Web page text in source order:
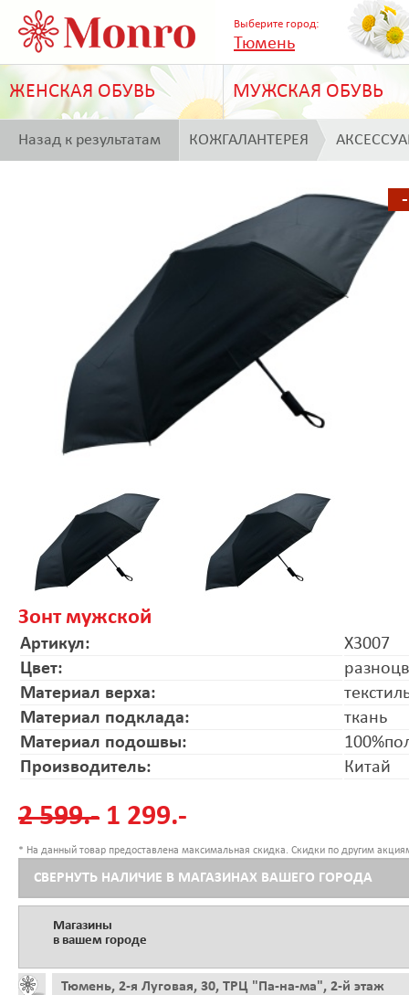
Выберите город:
Тюмень
ЖЕНСКАЯ ОБУВЬ МУЖСКАЯ ОБУВЬ
Назад к результатам КОЖГАЛАНТЕРЕЯ
Зонт мужской
Артикул:
X3007
Цвет:
Материал верха:
Материал подклада:
ткань
Материал подошвы:
Производитель:
Китай
2 599.- 1 299.-
* На данный товар предоставлена максимальная скидка. Скидки по другим
СВЕРНУТЬ НАЛИЧИЕ В МАГАЗИНАХ ВАШЕГО ГОРОДА
Магазины
в вашем городе
Тюмень, 2-я Луговая, 30, ТРЦ "Па-на-ма", 2-й этаж